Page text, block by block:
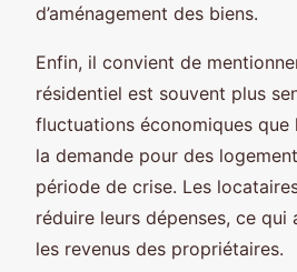
d’aménagement des biens.
Enfin, il convient de
résidentiel est souvent plus
fluctuations économiques que
la demande pour des
période de crise. Les
réduire leurs dépenses, ce
les revenus des propriétaires.